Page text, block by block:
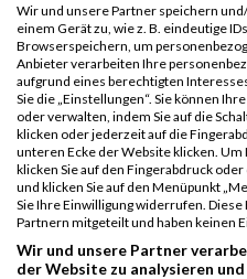
Wir und unsere Partner speichern
einem Gerät zu, wie z. B. eindeutige
Browserspeichern, um
Anbieter verarbeiten Ihre
aufgrund eines berechtigten
Sie die „Einstellungen“. Sie können
oder verwalten, indem Sie auf die
klicken oder jederzeit auf die
unteren Ecke der Website klicken.
klicken Sie auf den Fingerabdruck
und klicken Sie auf den Menüpunkt
Sie Ihre Einwilligung widerrufen.
Partnern mitgeteilt und haben keinen
Wir und unsere Partner
der Website zu analysieren